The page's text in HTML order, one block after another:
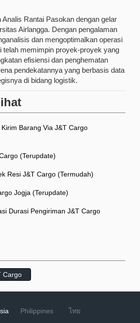
Analis Rantai Pasokan dengan gelar
Airlangga. Dengan pengalaman
dan mengoptimalkan operasi
telah memimpin proyek-proyek yang
efisiensi dan penghematan
pendekatannya yang berbasis data
di bidang logistik.
Barang Via J&T Cargo
(Terupdate)
Resi J&T Cargo (Termudah)
Jogja (Terupdate)
Durasi Pengiriman J&T Cargo
Cargo
Philippines ไทย